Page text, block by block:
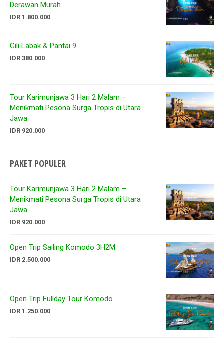
Derawan Murah
IDR 1.800.000
Gili Labak & Pantai 9
IDR 380.000
Tour Karimunjawa 3 Hari 2 Malam –
Menikmati Pesona Surga Tropis di Utara
Jawa
IDR 920.000
PAKET POPULER
Tour Karimunjawa 3 Hari 2 Malam –
Menikmati Pesona Surga Tropis di Utara
Jawa
IDR 920.000
Open Trip Sailing Komodo 3H2M
IDR 2.500.000
Open Trip Fullday Tour Komodo
IDR 1.250.000